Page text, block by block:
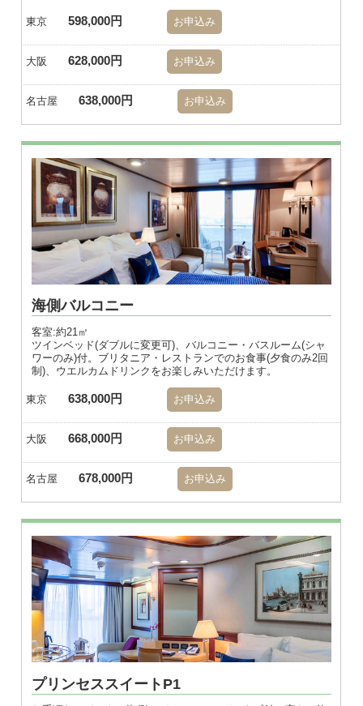
東京 598,000円 お申込み
大阪 628,000円 お申込み
名古屋 638,000円 お申込み
海側バルコニー
客室:約21㎡
ツインベッド(ダブルに変更可)、バルコニー・バスルーム(シャ
ワーのみ)付。ブリタニア・レストランでのお食事(夕食のみ2回
制)、ウエルカムドリンクをお楽しみいただけます。
東京 638,000円 お申込み
大阪 668,000円 お申込み
名古屋 678,000円 お申込み
プリンセススイートP1